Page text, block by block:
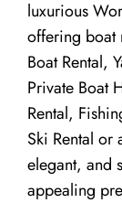
luxurious
offering boat
Boat Rental,
Private Boat
Rental,
Ski Rental or
elegant, and
appealing